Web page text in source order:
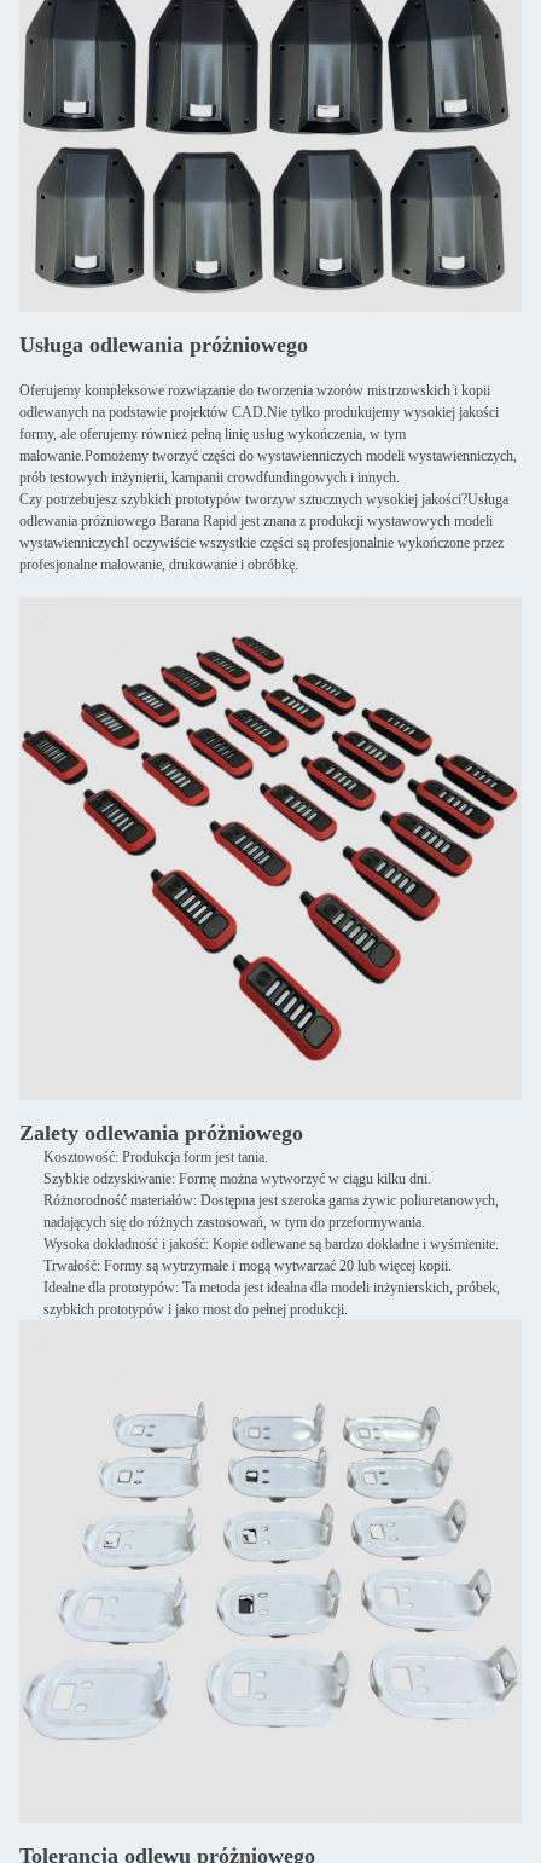
Usługa odlewania próżniowego
Oferujemy kompleksowe rozwiązanie do tworzenia wzorów mistrzowskich i kopii
odlewanych na podstawie projektów CAD.Nie tylko produkujemy wysokiej jakości
formy, ale oferujemy również pełną linię usług wykończenia, w tym
malowanie.Pomożemy tworzyć części do wystawienniczych modeli wystawienniczych,
prób testowych inżynierii, kampanii crowdfundingowych i innych.
Czy potrzebujesz szybkich prototypów tworzyw sztucznych wysokiej jakości?Usługa
odlewania próżniowego Barana Rapid jest znana z produkcji wystawowych modeli
wystawienniczychI oczywiście wszystkie części są profesjonalnie wykończone przez
profesjonalne malowanie, drukowanie i obróbkę.
Zalety odlewania próżniowego
Kosztowość: Produkcja form jest tania.
Szybkie odzyskiwanie: Formę można wytworzyć w ciągu kilku dni.
Różnorodność materiałów: Dostępna jest szeroka gama żywic poliuretanowych,
nadających się do różnych zastosowań, w tym do przeformywania.
Wysoka dokładność i jakość: Kopie odlewane są bardzo dokładne i wyśmienite.
Trwałość: Formy są wytrzymałe i mogą wytwarzać 20 lub więcej kopii.
Idealne dla prototypów: Ta metoda jest idealna dla modeli inżynierskich, próbek,
szybkich prototypów i jako most do pełnej produkcji.
Tolerancja odlewu próżniowego